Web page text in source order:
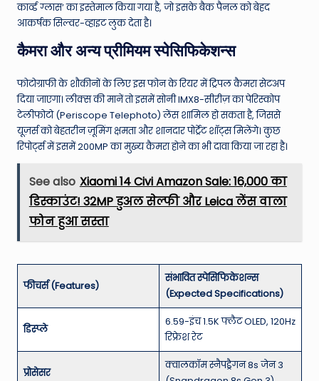
कार्व्ड ग्लास’ का इस्तेमाल किया गया है, जो इसके बैक पैनल को बेहद
आकर्षक सिल्वर-व्हाइट लुक देता है।
कैमरा और अन्य प्रीमियम स्पेसिफिकेशन्स
फोटोग्राफी के शौकीनों के लिए इस फोन के रियर में ट्रिपल कैमरा सेटअप
दिया जाएगा। लीक्स की मानें तो इसमें सोनी IMX8-सीरीज़ का पेरिस्कोप
टेलीफोटो (Periscope Telephoto) लेंस शामिल हो सकता है, जिससे
यूज़र्स को बेहतरीन ज़ूमिंग क्षमता और शानदार पोर्ट्रेट शॉट्स मिलेंगे। कुछ
रिपोर्ट्स में इसमें 200MP का मुख्य कैमरा होने का भी दावा किया जा रहा है।
See also Xiaomi 14 Civi Amazon Sale: ₹16,000 का
डिस्काउंट! 32MP डुअल सेल्फी और Leica लेंस वाला
फोन हुआ सस्ता
फीचर्स (Features)
संभावित स्पेसिफिकेशन्स
(Expected Specifications)
डिस्प्ले
6.59-इंच 1.5K फ्लैट OLED, 120Hz
रिफ्रेश रेट
प्रोसेसर
क्वालकॉम स्नैपड्रैगन 8s जेन 3